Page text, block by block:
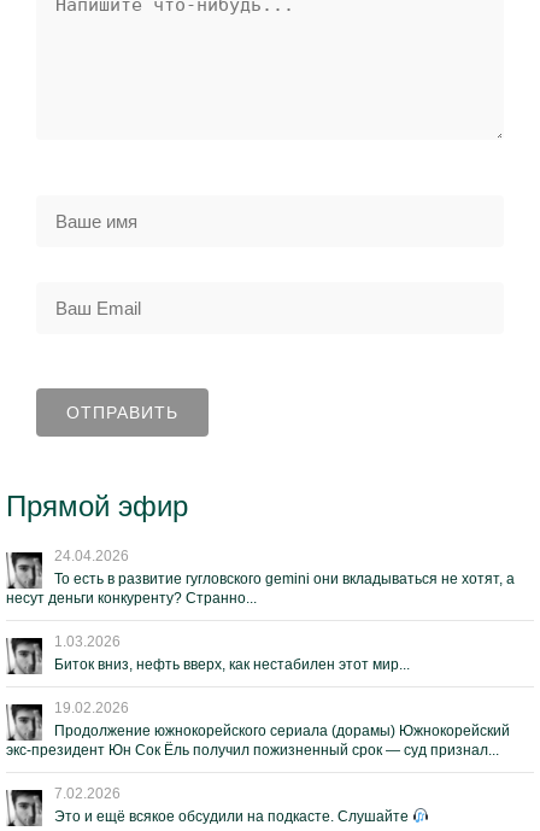
Прямой эфир
24.04.2026
То есть в развитие гугловского gemini они вкладываться не хотят, а
несут деньги конкуренту? Странно...
1.03.2026
Биток вниз, нефть вверх, как нестабилен этот мир...
19.02.2026
Продолжение южнокорейского сериала (дорамы) Южнокорейский
экс-президент Юн Сок Ёль получил пожизненный срок — суд признал...
7.02.2026
Это и ещё всякое обсудили на подкасте. Слушайте